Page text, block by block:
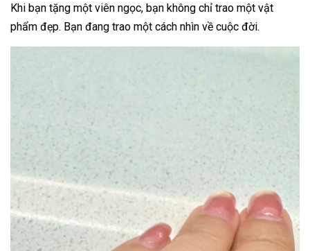
Khi bạn tặng một viên ngọc, bạn không chỉ trao một vật
phẩm đẹp. Bạn đang trao một cách nhìn về cuộc đời.